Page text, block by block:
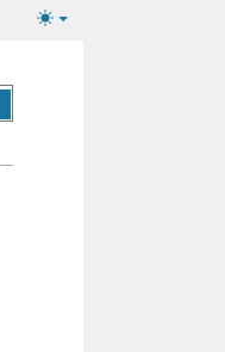
Lichte/donkere